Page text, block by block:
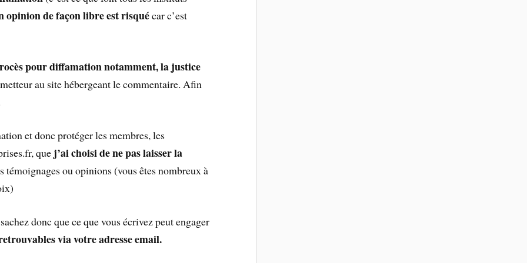
opinion de façon libre est risquécar c’est
pour diffamation notamment, la justice
au site hébergeant le commentaire. Afin
et donc protéger les membres, les
que j’ai choisi de ne pas laisser la
témoignages ou opinions (vous êtes nombreux à
sachez donc que ce que vous écrivez peut engager
via votre adresse email.